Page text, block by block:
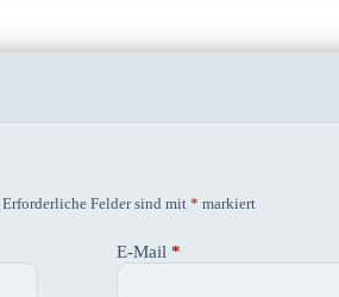
Erforderliche Felder sind mit * markiert
E-Mail*